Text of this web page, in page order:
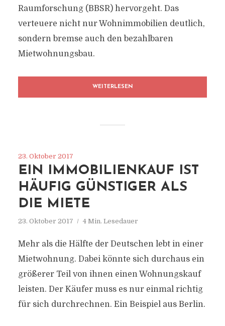
Raumforschung (BBSR) hervorgeht. Das
verteuere nicht nur Wohnimmobilien deutlich,
sondern bremse auch den bezahlbaren
Mietwohnungsbau.
WEITERLESEN
23. Oktober 2017
EIN IMMOBILIENKAUF IST
HÄUFIG GÜNSTIGER ALS
DIE MIETE
23. Oktober 2017 4 Min. Lesedauer
Mehr als die Hälfte der Deutschen lebt in einer
Mietwohnung. Dabei könnte sich durchaus ein
größerer Teil von ihnen einen Wohnungskauf
leisten. Der Käufer muss es nur einmal richtig
für sich durchrechnen. Ein Beispiel aus Berlin.